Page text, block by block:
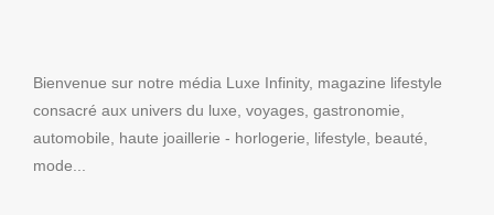
Bienvenue sur notre média Luxe Infinity, magazine lifestyle
consacré aux univers du luxe, voyages, gastronomie,
automobile, haute joaillerie - horlogerie, lifestyle, beauté,
mode...